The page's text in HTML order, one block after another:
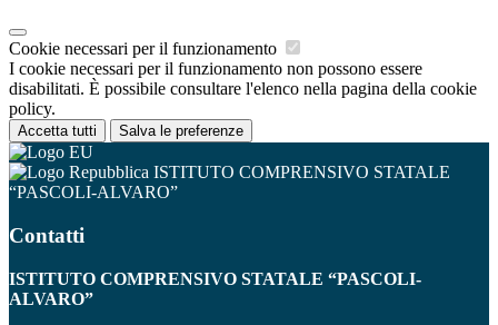
Cookie necessari per il funzionamento
I cookie necessari per il funzionamento non possono essere
disabilitati. È possibile consultare l'elenco nella pagina della cookie
policy.
Accetta tutti Salva le preferenze
ISTITUTO COMPRENSIVO STATALE
“PASCOLI-ALVARO”
Contatti
ISTITUTO COMPRENSIVO STATALE “PASCOLI-
ALVARO”